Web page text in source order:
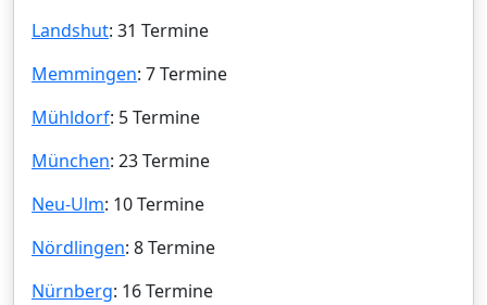
Landshut: 31 Termine
Memmingen: 7 Termine
Mühldorf: 5 Termine
München: 23 Termine
Neu-Ulm: 10 Termine
Nördlingen: 8 Termine
Nürnberg: 16 Termine